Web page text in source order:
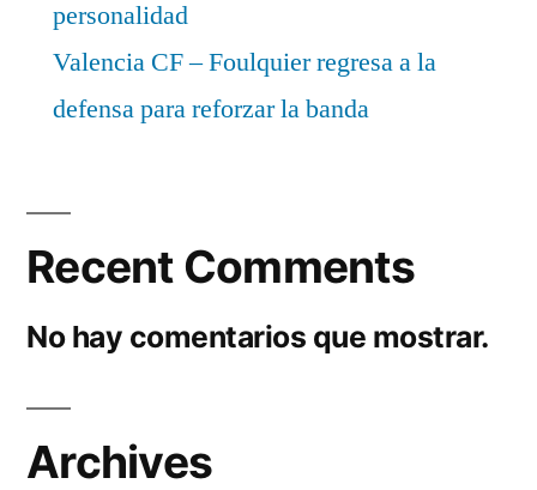
personalidad
Valencia CF – Foulquier regresa a la
defensa para reforzar la banda
Recent Comments
No hay comentarios que mostrar.
Archives